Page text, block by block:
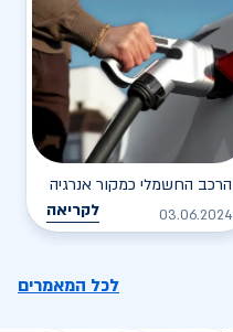
הרכב החשמלי כמקור אנרגיה
03.06.2024 לקריאה
לכל המאמרים